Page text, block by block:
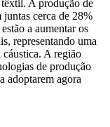
A produção de
juntas cerca de 28%
a aumentar os
representando uma
cáustica. A região
de produção
adoptarem agora